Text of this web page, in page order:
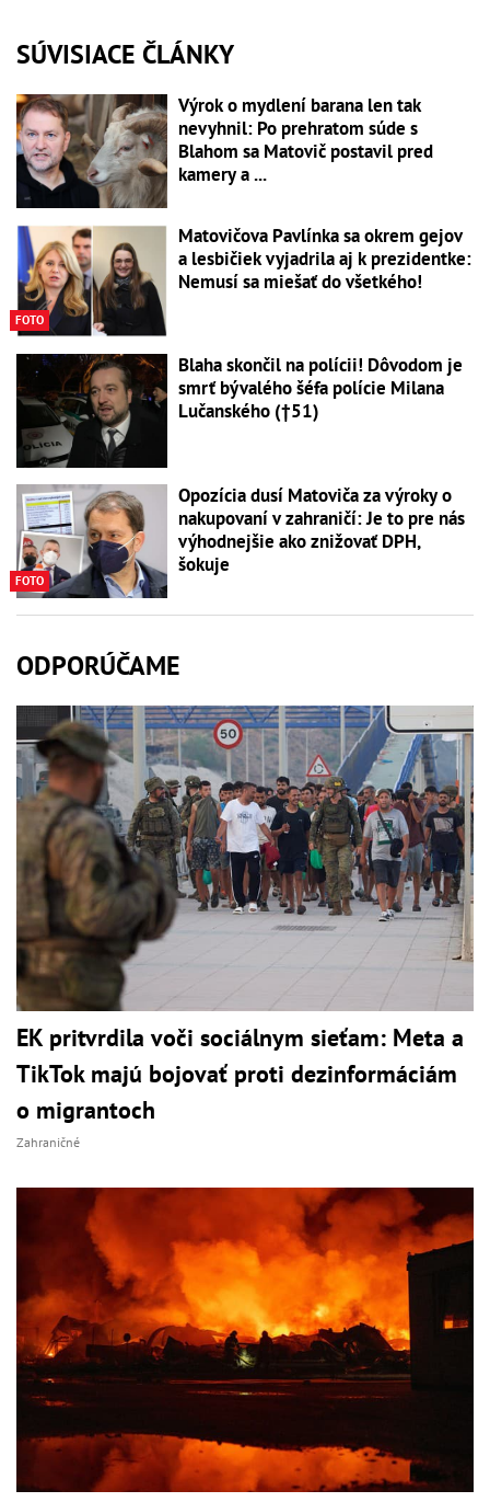
SÚVISIACE ČLÁNKY
Výrok o mydlení barana len tak
nevyhnil: Po prehratom súde s
Blahom sa Matovič postavil pred
kamery a ...
FOTO
Matovičova Pavlínka sa okrem gejov
a lesbičiek vyjadrila aj k prezidentke:
Nemusí sa miešať do všetkého!
Blaha skončil na polícii! Dôvodom je
smrť bývalého šéfa polície Milana
Lučanského (†51)
FOTO
Opozícia dusí Matoviča za výroky o
nakupovaní v zahraničí: Je to pre nás
výhodnejšie ako znižovať DPH,
šokuje
ODPORÚČAME
EK pritvrdila voči sociálnym sieťam: Meta a
TikTok majú bojovať proti dezinformáciám
o migrantoch
Zahraničné